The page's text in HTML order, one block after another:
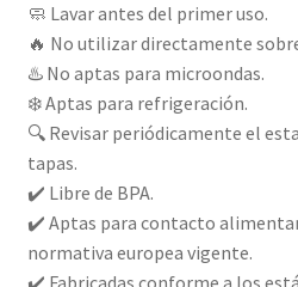
🧼 Lavar antes del primer uso.
🔥 No utilizar directamente
♨️ No aptas para microondas.
❄️ Aptas para refrigeración.
🔍 Revisar periódicamente el
tapas.
✔️ Libre de BPA.
✔️ Aptas para contacto
normativa europea vigente.